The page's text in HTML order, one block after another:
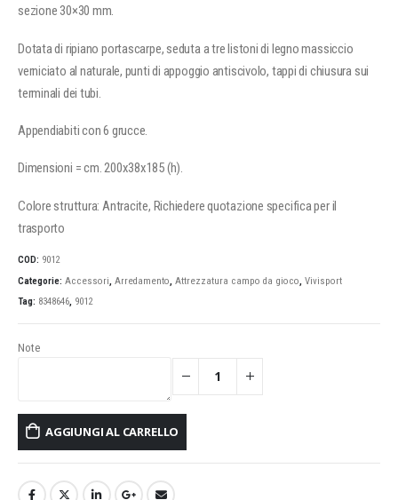
sezione 30×30 mm.
Dotata di ripiano portascarpe, seduta a tre listoni di legno massiccio
verniciato al naturale, punti di appoggio antiscivolo, tappi di chiusura sui
terminali dei tubi.
Appendiabiti con 6 grucce.
Dimensioni = cm. 200x38x185 (h).
Colore struttura: Antracite, Richiedere quotazione specifica per il
trasporto
COD: 9012
Categorie: Accessori, Arredamento, Attrezzatura campo da gioco, Vivisport
Tag: 8348646, 9012
Note
AGGIUNGI AL CARRELLO